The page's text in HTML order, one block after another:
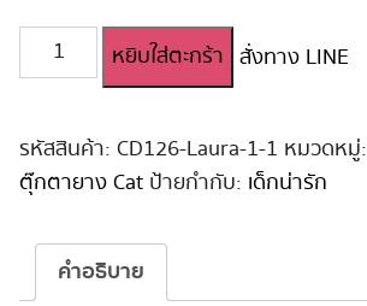
จำนวน
ตุ๊กตา
น่า
รัก
ผิว
สดใส
หยิบใส่ตะกร้า สั่งทาง LINE
รหัสสินค้า: CD126-Laura-1-1 หมวดหมู่:
ตุ๊กตายาง Cat ป้ายกำกับ: เด็กน่ารัก
คำอธิบาย